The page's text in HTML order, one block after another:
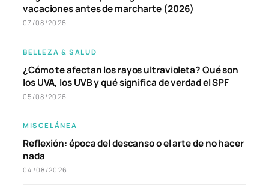
vacaciones antes de marcharte (2026)
07/08/2026
BELLEZA & SALUD
¿Cómo te afectan los rayos ultravioleta? Qué son
los UVA, los UVB y qué significa de verdad el SPF
05/08/2026
MISCELÁNEA
Reflexión: época del descanso o el arte de no hacer
nada
04/08/2026